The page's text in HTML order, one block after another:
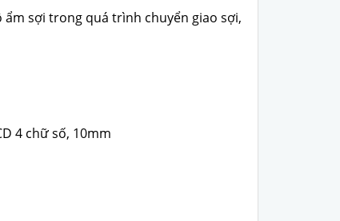
ẩm sợi trong quá trình chuyển giao sợi,
4 chữ số, 10mm